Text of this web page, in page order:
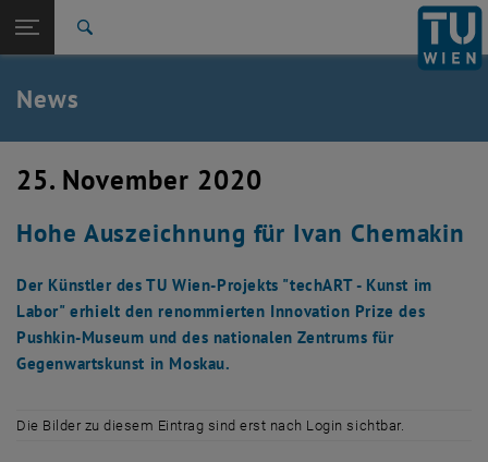
TU Login
Quicklinks
Quicklinks-Menü umschalten
Studium
Zurück: Subseiten von Aktuelles auflisten
Zurück zur letzten Ebene:
Aktuelles
News
News
25. November 2020
Hohe Auszeichnung für Ivan Chemakin
Der Künstler des TU Wien-Projekts "techART - Kunst im
Labor" erhielt den renommierten Innovation Prize des
Pushkin-Museum und des nationalen Zentrums für
Gegenwartskunst in Moskau.
Die Bilder zu diesem Eintrag sind erst nach Login sichtbar.